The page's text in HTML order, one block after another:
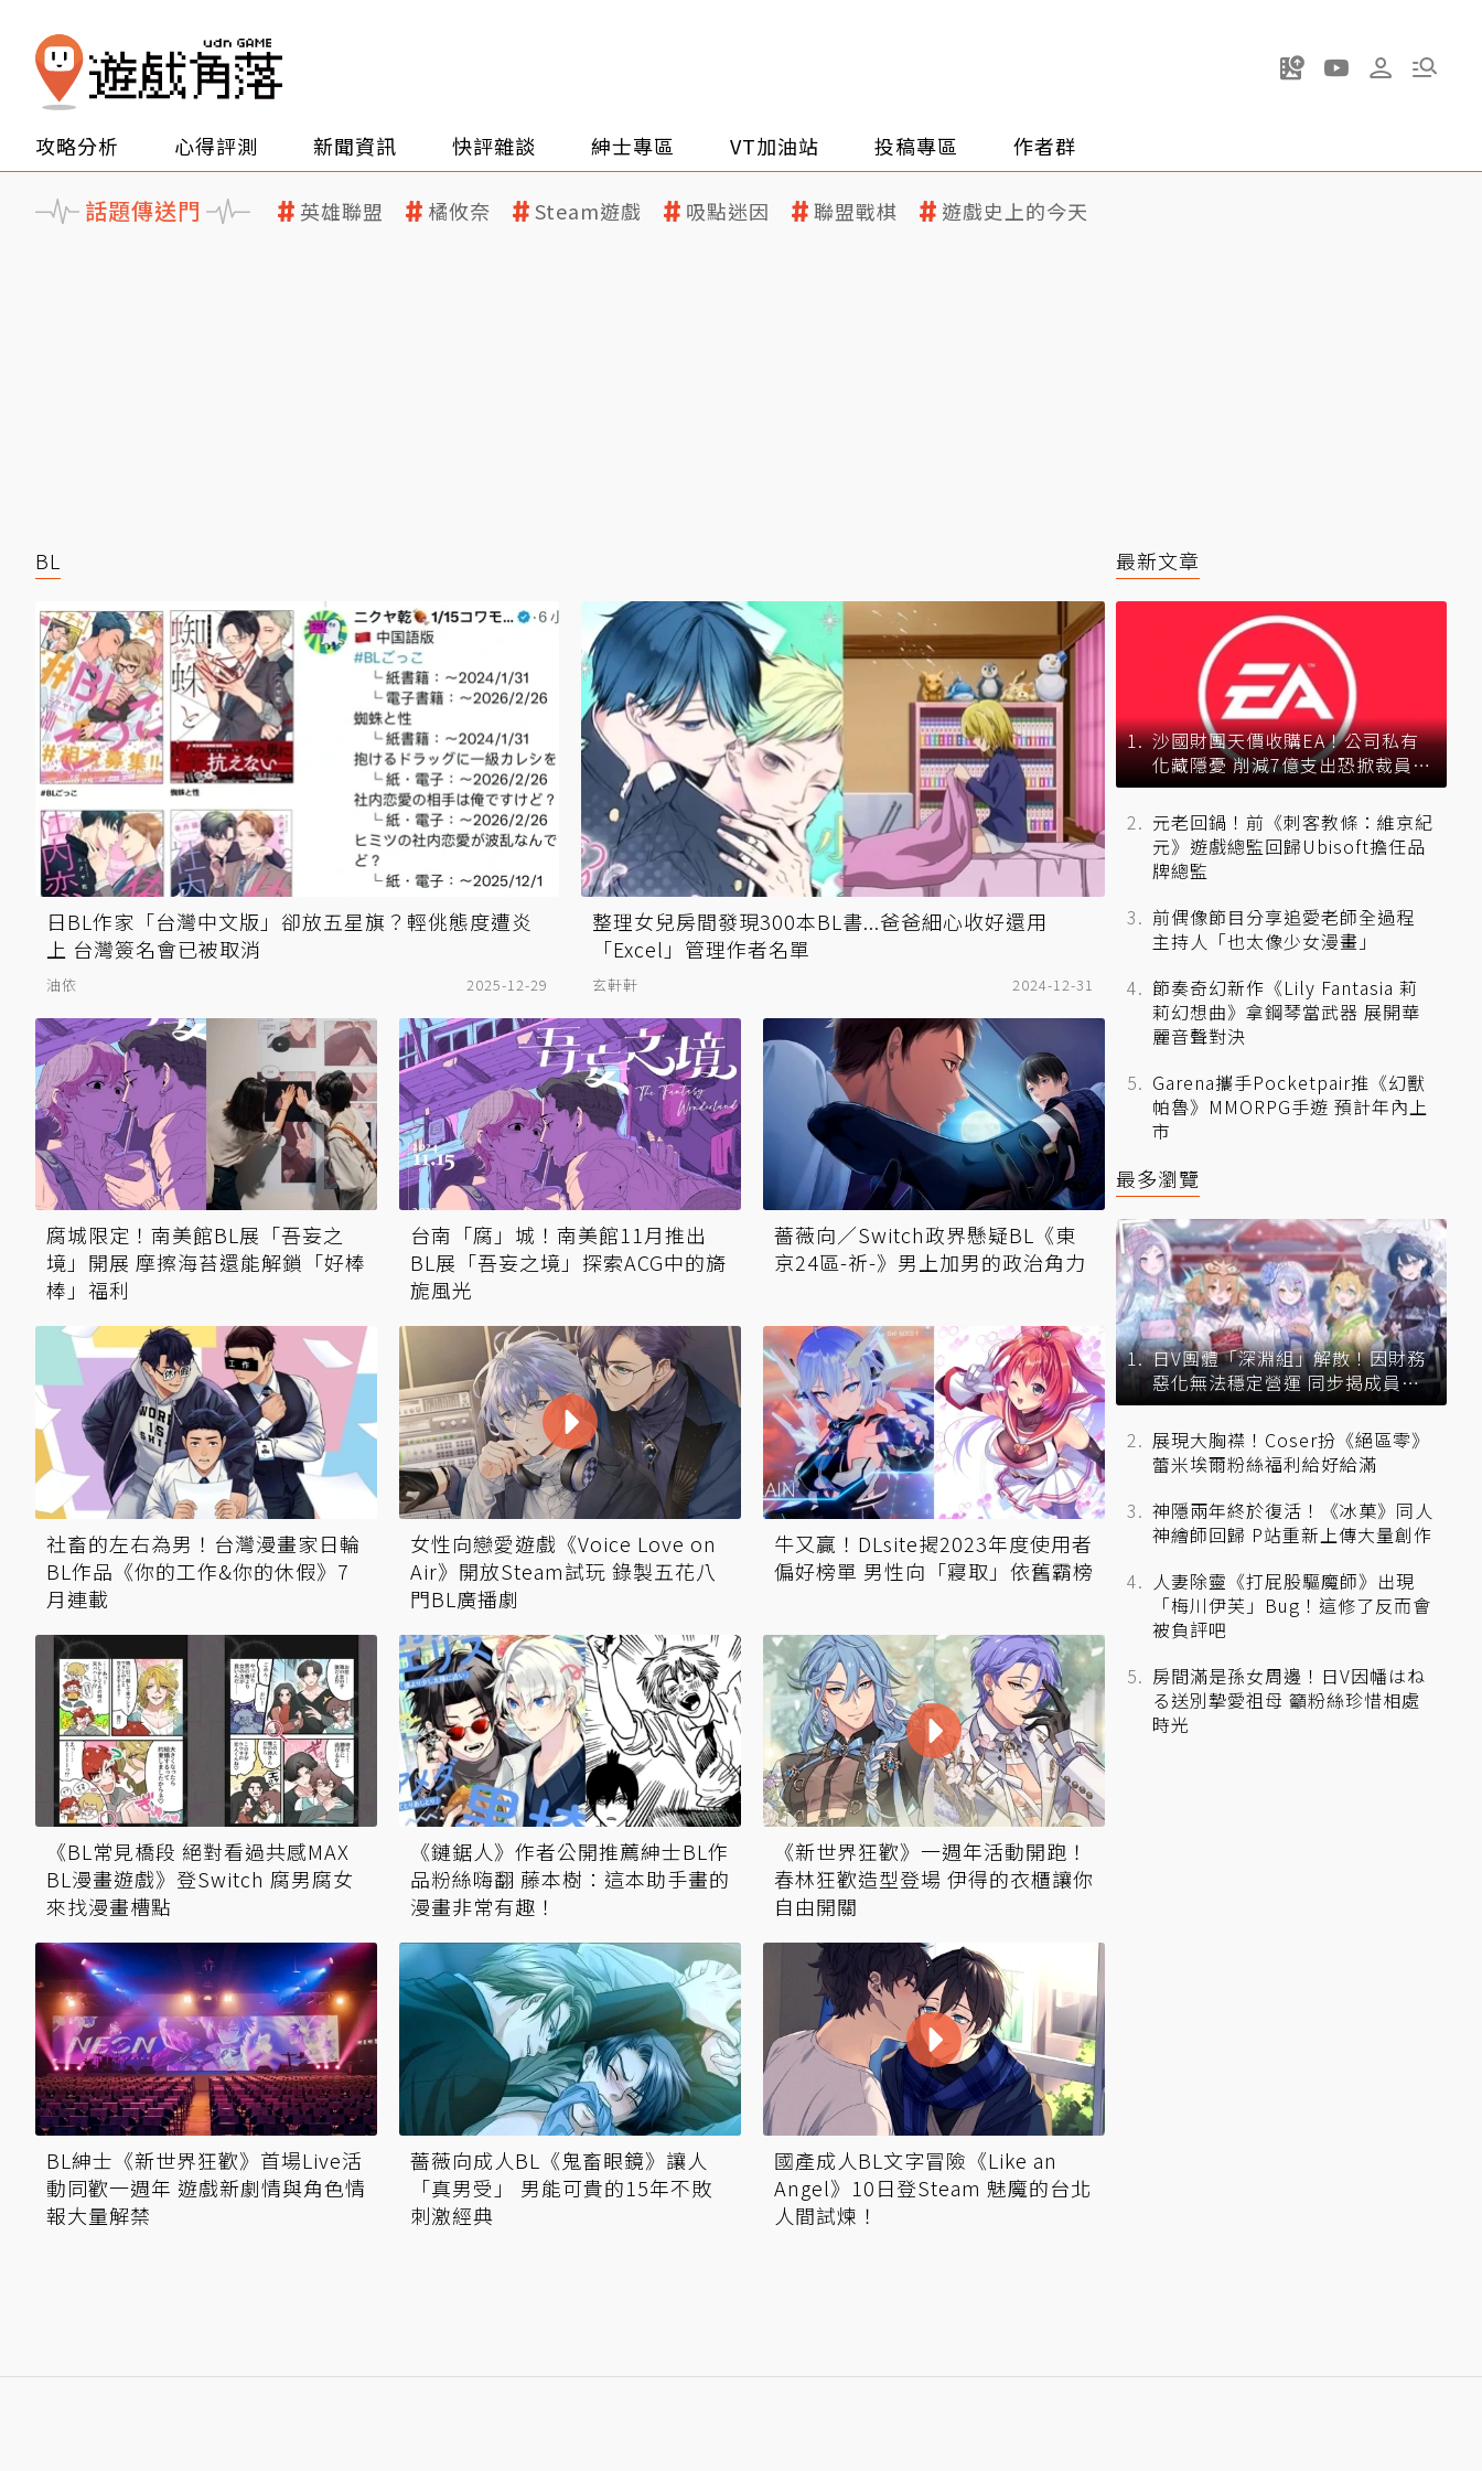
攻略分析 心得評測 新聞資訊 快評雜談 紳士專區 VT加油站 投稿專區 作者群
話題傳送門 英雄聯盟 橘攸奈 Steam遊戲 吸點迷因 聯盟戰棋 遊戲史上的今天
BL
日BL作家「台灣中文版」卻放五星旗？輕佻態度遭炎
上 台灣簽名會已被取消
油依 2025-12-29
整理女兒房間發現300本BL書...爸爸細心收好還用
「Excel」管理作者名單
玄軒軒 2024-12-31
腐城限定！南美館BL展「吾妄之
境」開展 摩擦海苔還能解鎖「好棒
棒」福利
台南「腐」城！南美館11月推出
BL展「吾妄之境」探索ACG中的旖
旎風光
薔薇向／Switch政界懸疑BL《東
京24區-祈-》男上加男的政治角力
社畜的左右為男！台灣漫畫家日輪
BL作品《你的工作&你的休假》7
月連載
女性向戀愛遊戲《Voice Love on
Air》開放Steam試玩 錄製五花八
門BL廣播劇
牛又贏！DLsite揭2023年度使用者
偏好榜單 男性向「寢取」依舊霸榜
《BL常見橋段 絕對看過共感MAX
BL漫畫遊戲》登Switch 腐男腐女
來找漫畫槽點
《鏈鋸人》作者公開推薦紳士BL作
品粉絲嗨翻 藤本樹：這本助手畫的
漫畫非常有趣！
《新世界狂歡》一週年活動開跑！
春林狂歡造型登場 伊得的衣櫃讓你
自由開關
BL紳士《新世界狂歡》首場Live活
動同歡一週年 遊戲新劇情與角色情
報大量解禁
薔薇向成人BL《鬼畜眼鏡》讓人
「真男受」 男能可貴的15年不敗
刺激經典
國產成人BL文字冒險《Like an
Angel》10日登Steam 魅魔的台北
人間試煉！
最新文章
沙國財團天價收購EA！公司私有
化藏隱憂 削減7億支出恐掀裁員風
暴？
元老回鍋！前《刺客教條：維京紀
元》遊戲總監回歸Ubisoft擔任品
牌總監
前偶像節目分享追愛老師全過程
主持人「也太像少女漫畫」
節奏奇幻新作《Lily Fantasia 莉
莉幻想曲》拿鋼琴當武器 展開華
麗音聲對決
Garena攜手Pocketpair推《幻獸
帕魯》MMORPG手遊 預計年內上
市
最多瀏覽
日V團體「深淵組」解散！因財務
惡化無法穩定營運 同步揭成員未
來去向
展現大胸襟！Coser扮《絕區零》
蕾米埃爾粉絲福利給好給滿
神隱兩年終於復活！《冰菓》同人
神繪師回歸 P站重新上傳大量創作
人妻除靈《打屁股驅魔師》出現
「梅川伊芙」Bug！這修了反而會
被負評吧
房間滿是孫女周邊！日V因幡はね
る送別摯愛祖母 籲粉絲珍惜相處
時光